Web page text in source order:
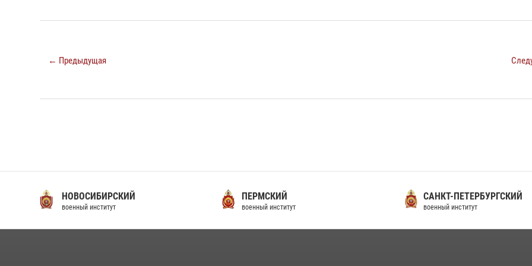
← Предыдущая
НОВОСИБИРСКИЙ
военный институт
ПЕРМСКИЙ
военный институт
САНКТ-ПЕТЕРБУРГСКИЙ
военный институт